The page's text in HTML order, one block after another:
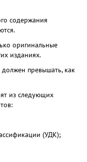
содержания
оригинальные
изданиях.
должен превышать, как
из следующих
(УДК);